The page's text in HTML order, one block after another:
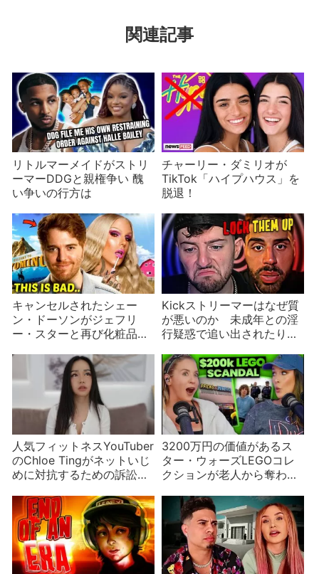
関連記事
リトルマーメイドがストリ
ーマーDDGと親権争い 醜
い争いの行方は
チャーリー・ダミリオが
TikTok「ハイプハウス」を
脱退！
キャンセルされたシェー
ン・ドーソンがジェフリ
ー・スターと再び化粧品を
Kickストリーマーはなぜ質
が悪いのか 未成年との淫
行疑惑で追い出されたり捕
人気フィットネスYouTuber
のChloe Tingがネットいじ
めに対抗するための訴訟を
3200万円の価値があるス
ター・ウォーズLEGOコレ
クションが老人から奪われ